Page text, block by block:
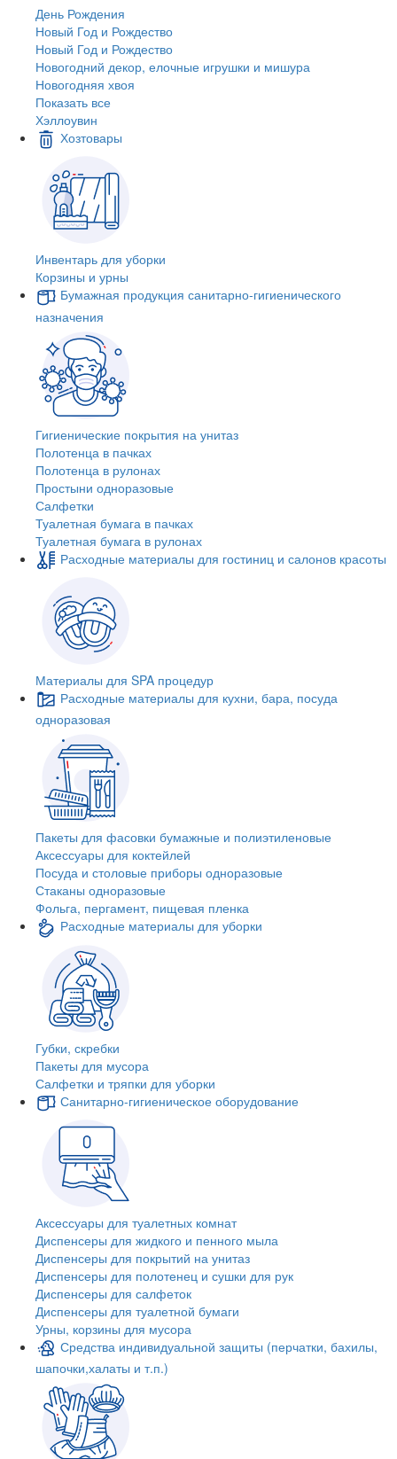
День Рождения
Новый Год и Рождество
Новый Год и Рождество
Новогодний декор, елочные игрушки и мишура
Новогодняя хвоя
Показать все
Хэллоувин
Хозтовары
Инвентарь для уборки
Корзины и урны
Бумажная продукция санитарно-гигиенического
назначения
Гигиенические покрытия на унитаз
Полотенца в пачках
Полотенца в рулонах
Простыни одноразовые
Салфетки
Туалетная бумага в пачках
Туалетная бумага в рулонах
Расходные материалы для гостиниц и салонов красоты
Материалы для SPA процедур
Расходные материалы для кухни, бара, посуда
одноразовая
Пакеты для фасовки бумажные и полиэтиленовые
Аксессуары для коктейлей
Посуда и столовые приборы одноразовые
Стаканы одноразовые
Фольга, пергамент, пищевая пленка
Расходные материалы для уборки
Губки, скребки
Пакеты для мусора
Салфетки и тряпки для уборки
Санитарно-гигиеническое оборудование
Аксессуары для туалетных комнат
Диспенсеры для жидкого и пенного мыла
Диспенсеры для покрытий на унитаз
Диспенсеры для полотенец и сушки для рук
Диспенсеры для салфеток
Диспенсеры для туалетной бумаги
Урны, корзины для мусора
Средства индивидуальной защиты (перчатки, бахилы,
шапочки,халаты и т.п.)